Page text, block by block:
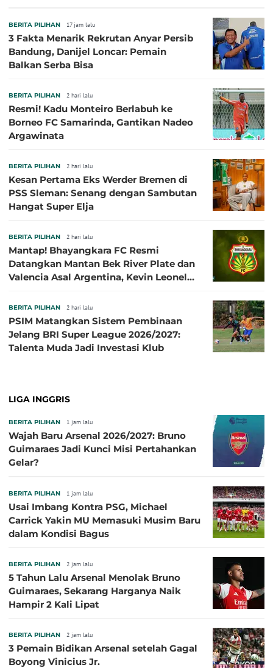
BERITA PILIHAN 17 jam lalu
3 Fakta Menarik Rekrutan Anyar Persib
Bandung, Danijel Loncar: Pemain
Balkan Serba Bisa
BERITA PILIHAN 2 hari lalu
Resmi! Kadu Monteiro Berlabuh ke
Borneo FC Samarinda, Gantikan Nadeo
Argawinata
BERITA PILIHAN 2 hari lalu
Kesan Pertama Eks Werder Bremen di
PSS Sleman: Senang dengan Sambutan
Hangat Super Elja
BERITA PILIHAN 2 hari lalu
Mantap! Bhayangkara FC Resmi
Datangkan Mantan Bek River Plate dan
Valencia Asal Argentina, Kevin Leonel
BERITA PILIHAN 2 hari lalu
PSIM Matangkan Sistem Pembinaan
Jelang BRI Super League 2026/2027:
Talenta Muda Jadi Investasi Klub
LIGA INGGRIS
BERITA PILIHAN 1 jam lalu
Wajah Baru Arsenal 2026/2027: Bruno
Guimaraes Jadi Kunci Misi Pertahankan
Gelar?
BERITA PILIHAN 1 jam lalu
Usai Imbang Kontra PSG, Michael
Carrick Yakin MU Memasuki Musim Baru
dalam Kondisi Bagus
BERITA PILIHAN 2 jam lalu
5 Tahun Lalu Arsenal Menolak Bruno
Guimaraes, Sekarang Harganya Naik
Hampir 2 Kali Lipat
BERITA PILIHAN 2 jam lalu
3 Pemain Bidikan Arsenal setelah Gagal
Boyong Vinicius Jr.